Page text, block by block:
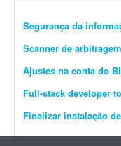
Scanner de
Ajustes na conta do
Full-stack developer
Finalizar instalação